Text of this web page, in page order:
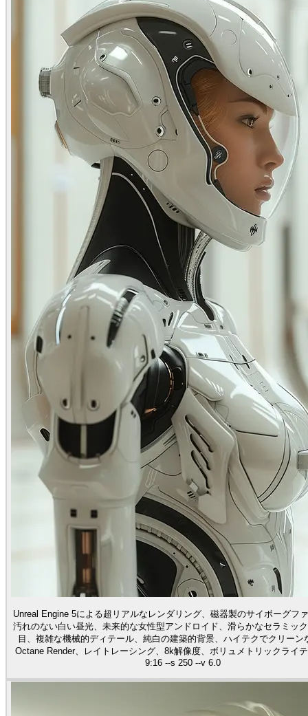
Unreal Engine 5による超リアルなレンダリング、磁器製のサイボーグフ
汚れのない白い昼光、未来的な女性型アンドロイド、滑らかなセラミッ
目、複雑な機械的ディテール、純白の建築的背景、ハイテクでクリーン
Octane Render、レイトレーシング、8k解像度、ボリュメトリックライ
9:16 --s 250 --v 6.0